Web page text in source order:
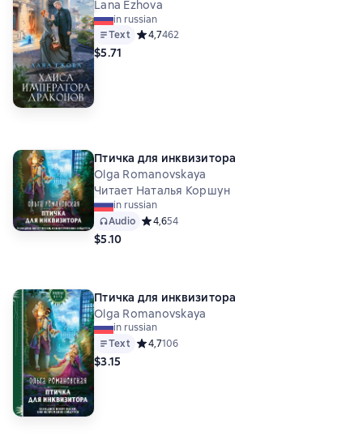
Lana Ezhova
in russian
Text Средний рейтинг 4,7 на основе 462 оценок
4,7462
$5.71
Птичка для инквизитора
Olga Romanovskaya
Читает Наталья Коршун
in russian
Audio Средний рейтинг 4,6 на основе 54 оценок
4,654
$5.10
Птичка для инквизитора
Olga Romanovskaya
in russian
Text Средний рейтинг 4,7 на основе 106 оценок
4,7106
$3.15